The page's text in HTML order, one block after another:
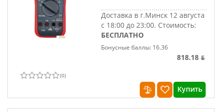
Доставка в г.Минск 12 августа
с 18:00 до 23:00. Стоимость:
БЕСПЛАТНО
Бонусные баллы: 16.36
818.18 ƃ
(0)
Купить